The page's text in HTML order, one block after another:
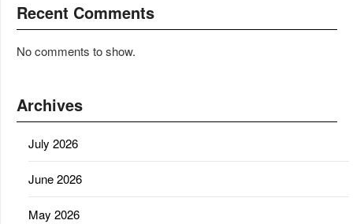
Recent Comments
No comments to show.
Archives
July 2026
June 2026
May 2026